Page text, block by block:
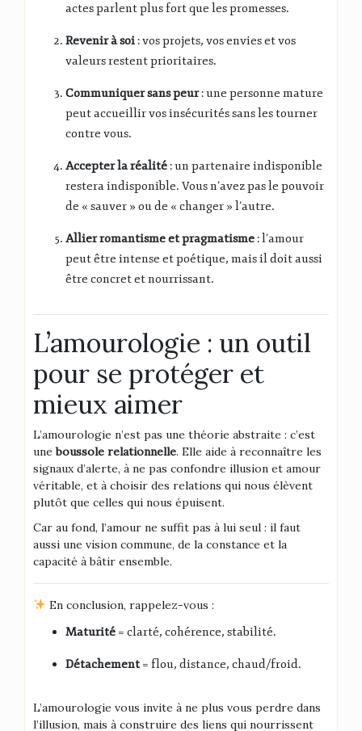
actes parlent plus fort que les promesses.
Revenir à soi : vos projets, vos envies et vos
valeurs restent prioritaires.
Communiquer sans peur: une personne mature
peut accueillir vos insécurités sans les tourner
contre vous.
Accepter la réalité : un partenaire indisponible
restera indisponible. Vous n’avez pas le pouvoir
de « sauver » ou de « changer » l’autre.
Allier romantisme et pragmatisme : l’amour
peut être intense et poétique, mais il doit aussi
être concret et nourrissant.
L’amourologie : un outil
pour se protéger et
mieux aimer
L’amourologie n’est pas une théorie abstraite : c’est
uneboussole relationnelle. Elle aide à reconnaître les
signaux d’alerte, à ne pas confondre illusion et amour
véritable, et à choisir des relations qui nous élèvent
plutôt que celles qui nous épuisent.
Car au fond, l’amour ne suffit pas à lui seul : il faut
aussi une vision commune, de la constance et la
capacité à bâtir ensemble.
En conclusion, rappelez-vous :
Maturité = clarté, cohérence, stabilité.
Détachement = flou, distance, chaud/froid.
L’amourologie vous invite à ne plus vous perdre dans
l’illusion, mais à construire des liens qui nourrissent